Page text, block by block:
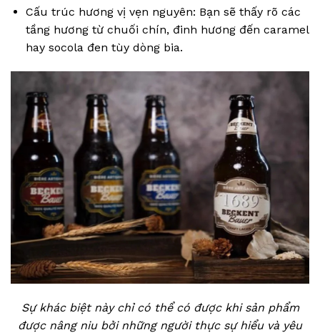
Cấu trúc hương vị vẹn nguyên: Bạn sẽ thấy rõ các
tầng hương từ chuối chín, đinh hương đến caramel
hay socola đen tùy dòng bia.
Sự khác biệt này chỉ có thể có được khi sản phẩm
được nâng niu bởi những người thực sự hiểu và yêu